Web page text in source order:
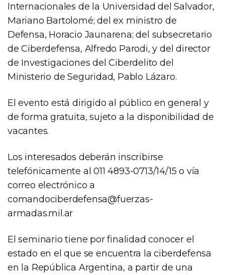
Internacionales de la Universidad del Salvador,
Mariano Bartolomé; del ex ministro de
Defensa, Horacio Jaunarena; del subsecretario
de Ciberdefensa, Alfredo Parodi, y del director
de Investigaciones del Ciberdelito del
Ministerio de Seguridad, Pablo Lázaro.
El evento está dirigido al público en general y
de forma gratuita, sujeto a la disponibilidad de
vacantes.
Los interesados deberán inscribirse
telefónicamente al 011 4893-0713/14/15 o vía
correo electrónico a
comandociberdefensa@fuerzas-
armadas.mil.ar
El seminario tiene por finalidad conocer el
estado en el que se encuentra la ciberdefensa
en la República Argentina, a partir de una